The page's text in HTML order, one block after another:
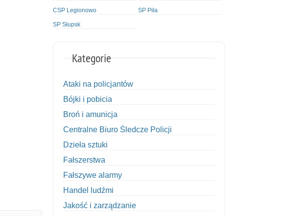
CSP Legionowo SP Piła
SP Słupsk
Kategorie
Ataki na policjantów
Bójki i pobicia
Broń i amunicja
Centralne Biuro Śledcze Policji
Dzieła sztuki
Fałszerstwa
Fałszywe alarmy
Handel ludźmi
Jakość i zarządzanie